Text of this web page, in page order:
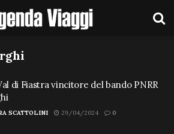
di Fiastra vincitore del bando PNRR
SCATTOLINI 29/04/2024 0